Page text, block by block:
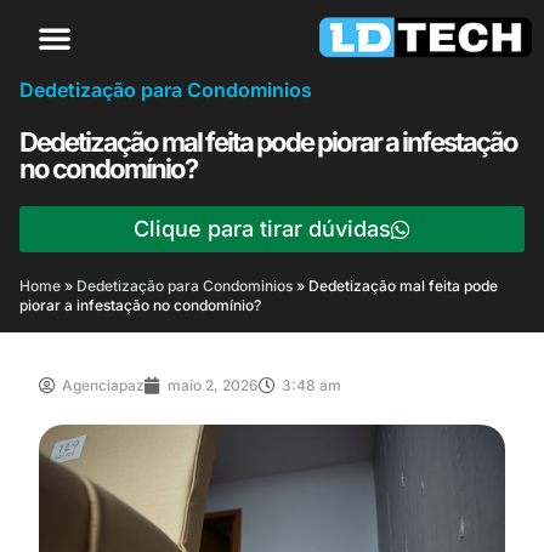
Dedetização para Condominios
Dedetização mal feita pode piorar a infestação
no condomínio?
Clique para tirar dúvidas
Home » Dedetização para Condominios » Dedetização mal feita pode
piorar a infestação no condomínio?
Agenciapaz maio 2, 2026 3:48 am